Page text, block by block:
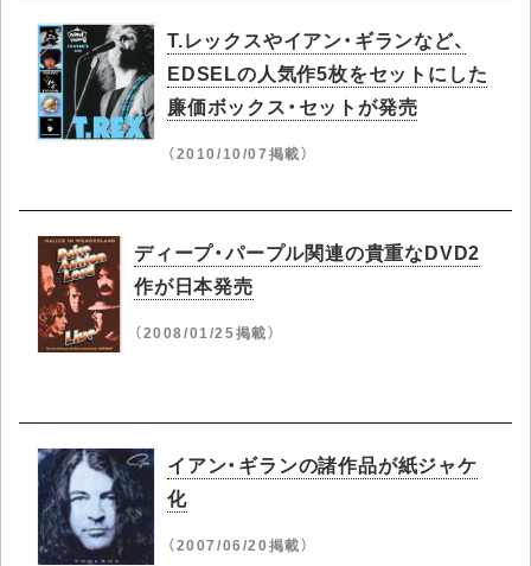
T.レックスやイアン・ギランなど、
EDSELの人気作5枚をセットにした
廉価ボックス・セットが発売
（2010/10/07掲載）
ディープ・パープル関連の貴重なDVD2
作が日本発売
（2008/01/25掲載）
イアン・ギランの諸作品が紙ジャケ
化
（2007/06/20掲載）